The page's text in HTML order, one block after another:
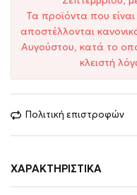
Τα προϊόντα που
αποστέλλονται
Αυγούστου, κατά το
κλειστή
Πολιτική επιστροφών
ΧΑΡΑΚΤΗΡΙΣΤΙΚΆ